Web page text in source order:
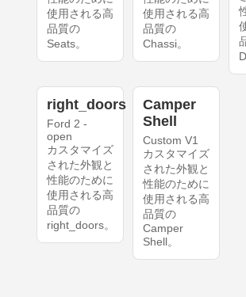
使用される高
品質の
Seats。
使用される高
品質の
Chassi。
right_doors
Ford 2 -
open
カスタマイズ
された外観と
性能のために
使用される高
品質の
right_doors。
Camper
Shell
Custom V1
カスタマイズ
された外観と
性能のために
使用される高
品質の
Camper
Shell。